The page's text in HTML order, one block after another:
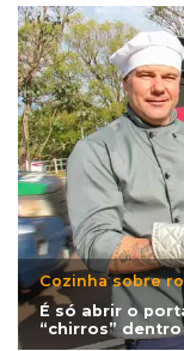
Cozinha sobre
É só abrir o
“chirros”